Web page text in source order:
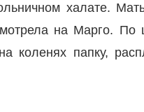
халате.
на Марго.
папку,